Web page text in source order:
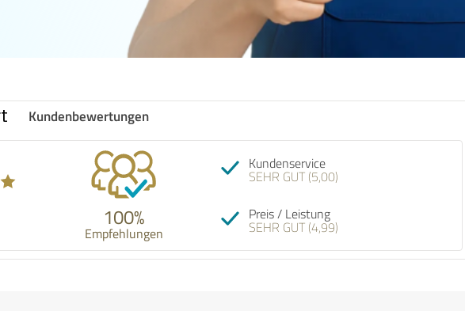
Kundenbewertungen
100%
Empfehlungen
Kundenservice
SEHR GUT (5,00)
Preis / Leistung
SEHR GUT (4,99)
07.08.2026
Empfehlung! Top Service von Anfang bis
Ende! Freundlich, professionell und fair im
Preis. Gerne wieder. Danke Rümpel Meisterin